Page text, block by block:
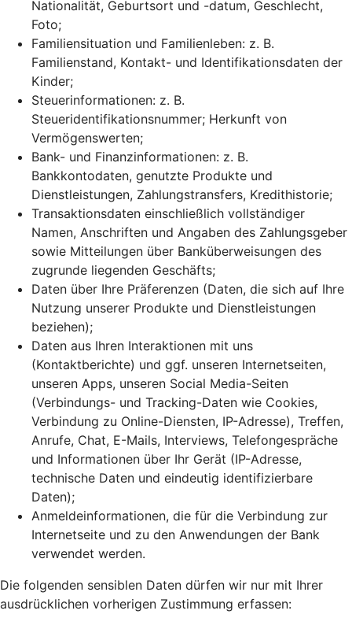
Nationalität, Geburtsort und -datum, Geschlecht,
Foto;
Familiensituation und Familienleben: z. B.
Familienstand, Kontakt- und Identifikationsdaten der
Kinder;
Steuerinformationen: z. B.
Steueridentifikationsnummer; Herkunft von
Vermögenswerten;
Bank- und Finanzinformationen: z. B.
Bankkontodaten, genutzte Produkte und
Dienstleistungen, Zahlungstransfers, Kredithistorie;
Transaktionsdaten einschließlich vollständiger
Namen, Anschriften und Angaben des Zahlungsgeber
sowie Mitteilungen über Banküberweisungen des
zugrunde liegenden Geschäfts;
Daten über Ihre Präferenzen (Daten, die sich auf Ihre
Nutzung unserer Produkte und Dienstleistungen
beziehen);
Daten aus Ihren Interaktionen mit uns
(Kontaktberichte) und ggf. unseren Internetseiten,
unseren Apps, unseren Social Media-Seiten
(Verbindungs- und Tracking-Daten wie Cookies,
Verbindung zu Online-Diensten, IP-Adresse), Treffen,
Anrufe, Chat, E-Mails, Interviews, Telefongespräche
und Informationen über Ihr Gerät (IP-Adresse,
technische Daten und eindeutig identifizierbare
Daten);
Anmeldeinformationen, die für die Verbindung zur
Internetseite und zu den Anwendungen der Bank
verwendet werden.
Die folgenden sensiblen Daten dürfen wir nur mit Ihrer
ausdrücklichen vorherigen Zustimmung erfassen: